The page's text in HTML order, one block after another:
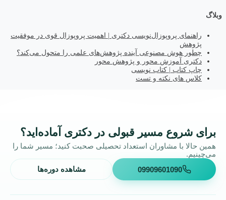
وبلاگ
راهنمای پروپوزال‌نویسی دکتری | اهمیت پروپوزال قوی در موفقیت
پژوهش
چطور هوش مصنوعی آینده پژوهش‌های علمی را متحول می‌کند؟
دکتری آموزش محور و پژوهش محور
چاپ کتاب | کتاب نویسی
کلاس های نکته و تست
برای شروع مسیر قبولی در دکتری آماده‌اید؟
همین حالا با مشاوران استعداد تحصیلی صحبت کنید؛ مسیر شما را
می‌چینیم.
09909601090 مشاهده دوره‌ها